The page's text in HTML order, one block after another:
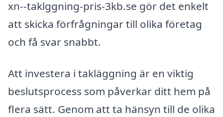
xn--taklggning-pris-3kb.se gör det enkelt
att skicka förfrågningar till olika företag
och få svar snabbt.
Att investera i takläggning är en viktig
beslutsprocess som påverkar ditt hem på
flera sätt. Genom att ta hänsyn till de olika